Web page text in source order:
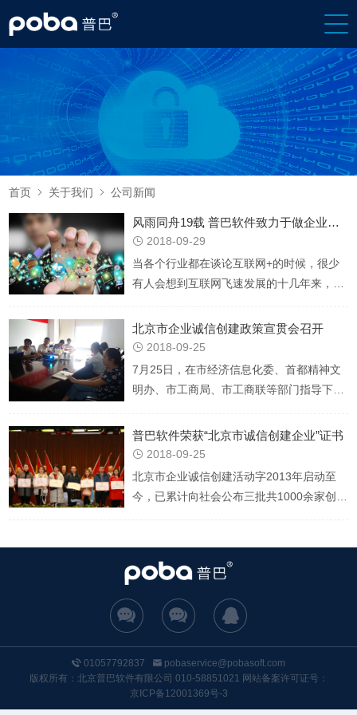
首页  关于我们  公司新闻
风雨同舟19载 普巴软件致力于做企业信息化解决方案专家
 2018-09-29
当各个行业都在谈论互联网+的时候，很少
有人会想到互联网飞速发展的十几年来，推
软件是一家
北京市企业诚信创建政策宣贯会召开
 2018-09-25
7月25日，在市经济信息化委、首都精神文
明办、市工商局、市工商联等部门指导下，
我市企业诚信创建政策宣贯会。
普巴软件荣获“北京市诚信创建企业”证书
 2018-09-25
北京市企业诚信创建活动字2013年启动至
今，已累计向社会公布三批共1000余家创建
  
 01057792837  pobaservice@pobasoft.com
版权所有：北京普巴软件有限公司 010-58851021 网站备案许可证号：
京ICP备12001369号-3